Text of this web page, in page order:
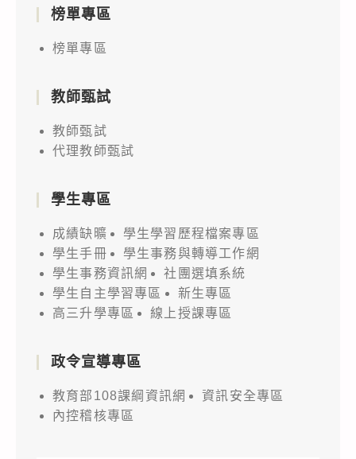
榜單專區
榜單專區
教師甄試
教師甄試
代理教師甄試
學生專區
成績缺曠
學生學習歷程檔案專區
學生手冊
學生事務與轉導工作網
學生事務資訊網
社團選填系統
學生自主學習專區
新生專區
高三升學專區
線上授課專區
政令宣導專區
教育部108課綱資訊網
資訊安全專區
內控稽核專區